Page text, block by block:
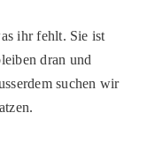
ihr fehlt. Sie ist
dran und
suchen wir